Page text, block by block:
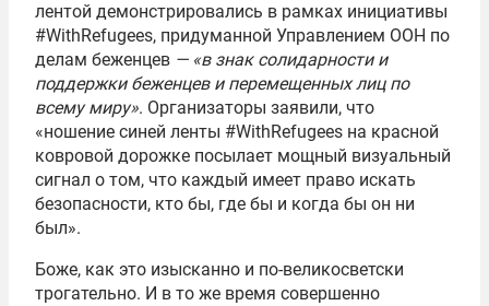
лентой демонстрировались в рамках инициативы
#WithRefugees, придуманной Управлением ООН по
делам беженцев — «в знак солидарности и
поддержки беженцев и перемещенных лиц по
всему миру». Организаторы заявили, что
«ношение синей ленты #WithRefugees на красной
ковровой дорожке посылает мощный визуальный
сигнал о том, что каждый имеет право искать
безопасности, кто бы, где бы и когда бы он ни
был».
Боже, как это изысканно и по-великосветски
трогательно. И в то же время совершенно